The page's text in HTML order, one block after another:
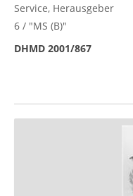
Service, Herausgeber
6 / "MS (B)"
DHMD 2001/867